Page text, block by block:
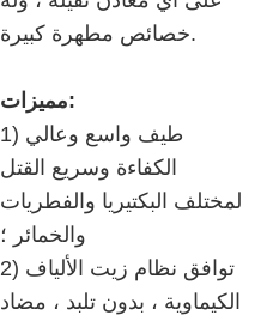
خصائص مطهرة كبيرة.
مميزات:
1) طيف واسع وعالي
الكفاءة وسريع القتل
لمختلف البكتيريا والفطريات
والخمائر ؛
2) توافق نظام زيت الألياف
الكيماوية ، بدون تلبد ، مضاد